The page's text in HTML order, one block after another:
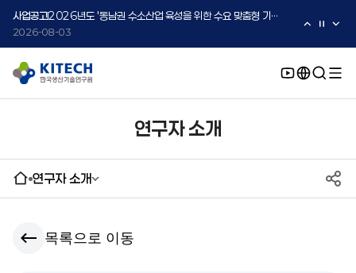
사업공고 2026년도 '동남권 수소산업 육성을 위한 수요 맞춤형 기술지원 사업' 수요기업 2차 모집 공고
2026-08-03
사업공고 2026년도 중소·중견기업 글로벌 시장 진출을 위한 K-Convergence 글로벌 시험·실증 지원 프로그램 모집공고(2차)
2026-08-03
연구자 소개
연구자 소개
목록으로 이동